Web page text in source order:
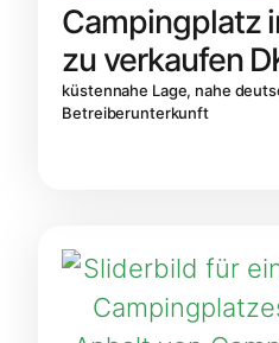
Campingplatz
zu verkaufen
küstennahe Lage, nahe
Betreiberunterkunft